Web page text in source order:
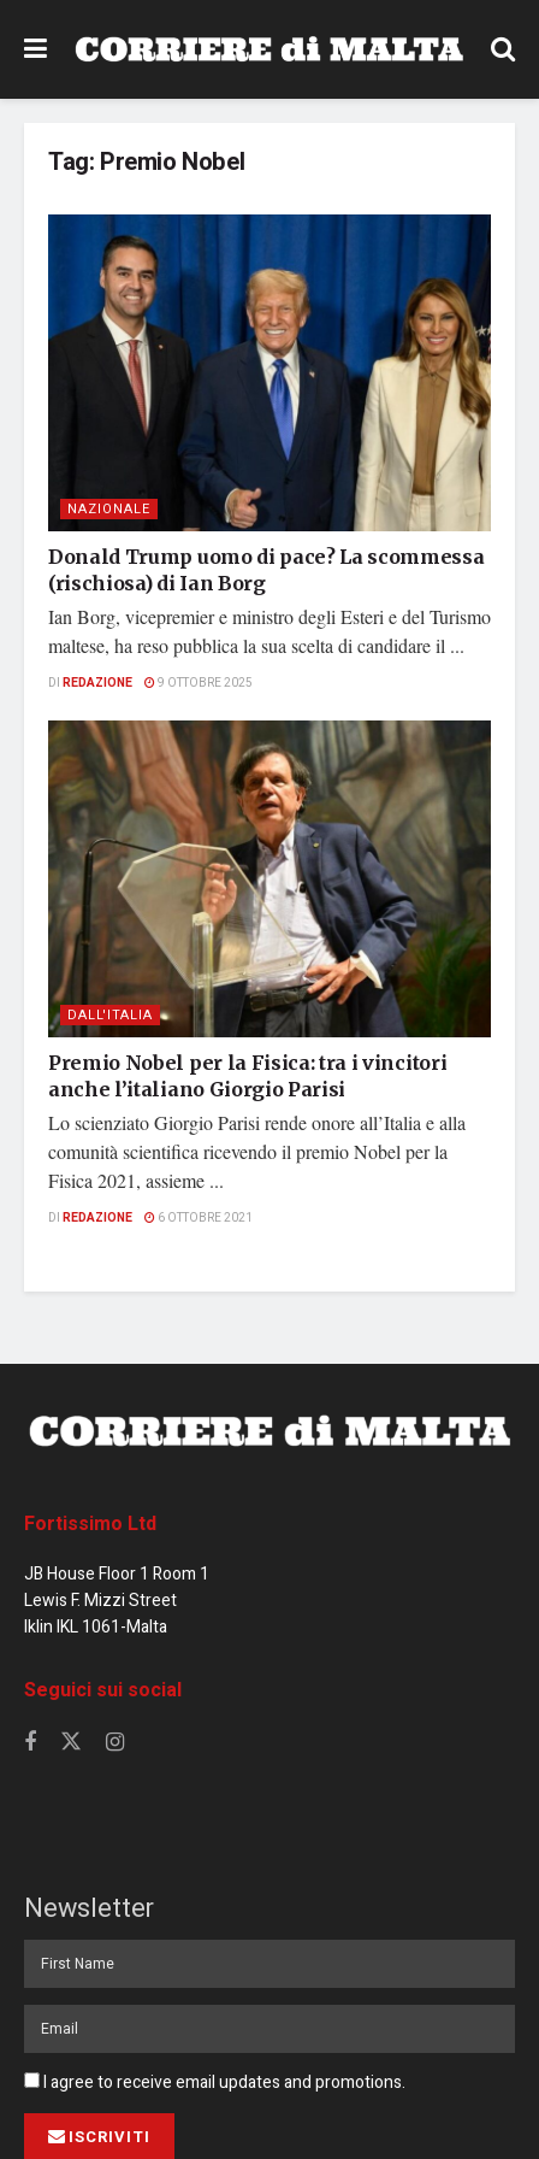
Tag: Premio Nobel
NAZIONALE
Donald Trump uomo di pace? La scommessa
(rischiosa) di Ian Borg
Ian Borg, vicepremier e ministro degli Esteri e del Turismo
maltese, ha reso pubblica la sua scelta di candidare il ...
DI REDAZIONE 9 OTTOBRE 2025
DALL'ITALIA
Premio Nobel per la Fisica: tra i vincitori
anche l’italiano Giorgio Parisi
Lo scienziato Giorgio Parisi rende onore all’Italia e alla
comunità scientifica ricevendo il premio Nobel per la
Fisica 2021, assieme ...
DI REDAZIONE 6 OTTOBRE 2021
Fortissimo Ltd
JB House Floor 1 Room 1
Lewis F. Mizzi Street
Iklin IKL 1061-Malta
Seguici sui social
Newsletter
I agree to receive email updates and promotions.
ISCRIVITI